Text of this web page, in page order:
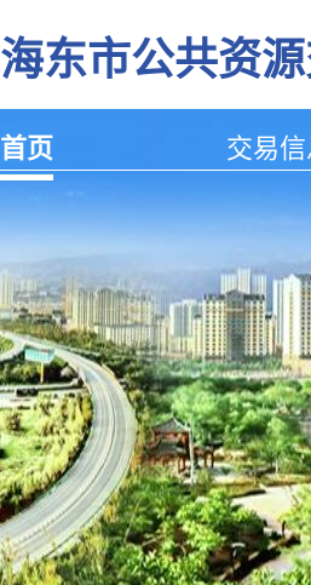
海东市公共资
首页 交易